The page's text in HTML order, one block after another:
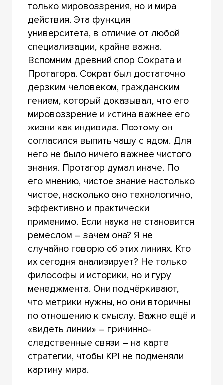
только мировоззрения, но и мира
действия. Эта функция
университета, в отличие от любой
специализации, крайне важна.
Вспомним древний спор Сократа и
Протагора. Сократ был достаточно
дерзким человеком, гражданским
гением, который доказывал, что его
мировоззрение и истина важнее его
жизни как индивида. Поэтому он
согласился выпить чашу с ядом. Для
него не было ничего важнее чистого
знания. Протагор думал иначе. По
его мнению, чистое знание настолько
чистое, насколько оно технологично,
эффективно и практически
применимо. Если наука не становится
ремеслом – зачем она? Я не
случайно говорю об этих линиях. Кто
их сегодня анализирует? Не только
философы и историки, но и гуру
менеджмента. Они подчёркивают,
что метрики нужны, но они вторичны
по отношению к смыслу. Важно ещё и
«видеть линии» – причинно-
следственные связи – на карте
стратегии, чтобы KPI не подменяли
картину мира.